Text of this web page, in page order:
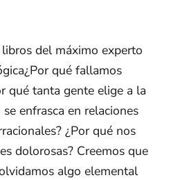
del máximo experto
qué fallamos
qué tanta gente elige a la
enfrasca en relaciones
¿Por qué nos
dolorosas? Creemos que
algo elemental